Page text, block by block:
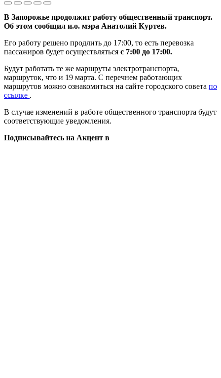
В Запорожье продолжит работу общественный транспорт.
Об этом сообщил и.о. мэра Анатолий Куртев.
Его работу решено продлить до 17:00, то есть перевозка
пассажиров будет осуществляться с 7:00 до 17:00.
Будут работать те же маршруты электротранспорта,
маршруток, что и 19 марта. С перечнем работающих
маршрутов можно ознакомиться на сайте городского совета по
ссылке .
В случае изменений в работе общественного транспорта будут
соответствующие уведомления.
Подписывайтесь на Акцент в